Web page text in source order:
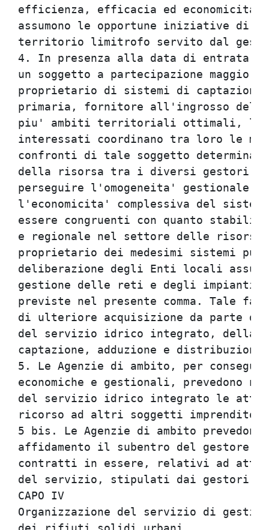
efficienza, efficacia ed
assumono le opportune
territorio limitrofo servito dal
4. In presenza alla data di
un soggetto a
proprietario di sistemi di
primaria, fornitore
piu' ambiti territoriali
interessati coordinano tra loro
confronti di tale soggetto
della risorsa tra i diversi
perseguire l'omogeneita'
l'economicita' complessiva del
essere congruenti con quanto
e regionale nel settore
proprietario dei medesimi
deliberazione degli Enti
gestione delle reti e degli
previste nel presente comma.
di ulteriore acquisizione da
del servizio idrico
captazione,
5. Le Agenzie di ambito, per
economiche e gestionali,
del servizio idrico
ricorso ad altri
5 bis. Le Agenzie di ambito
affidamento il subentro del
contratti in essere, relativi
del servizio, stipulati
Organizzazione